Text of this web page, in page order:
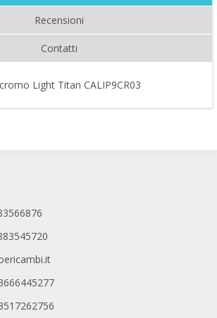
Recensioni
Contatti
Light Titan CALIP9CR03